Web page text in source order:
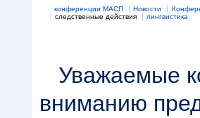
конференции МАСП Новости
следственные действия
лингвистика
Уважаемые
вниманию